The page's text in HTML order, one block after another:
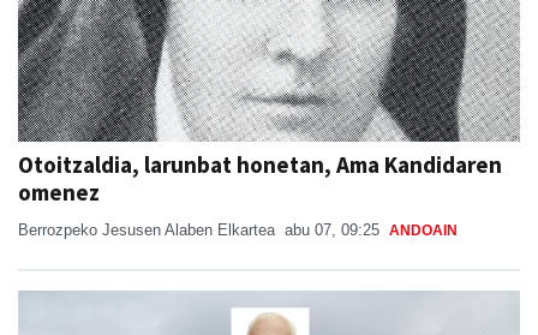
Otoitzaldia, larunbat honetan, Ama Kandidaren
omenez
Berrozpeko Jesusen Alaben Elkartea abu 07, 09:25 ANDOAIN